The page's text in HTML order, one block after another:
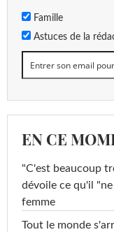
Famille
Astuces de la
EN CE
"C'est beaucoup
dévoile ce qu'il
femme
Tout le monde